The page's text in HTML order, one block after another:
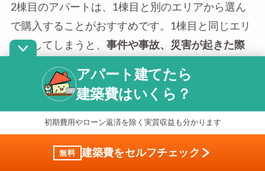
2棟目のアパートは、1棟目と別のエリアから選ん
で購入することがおすすめです。1棟目と同じエリ
アにしてしまうと、 事件や事故、災害が起きた際
修繕費用が多くかかったりする可能性
リアの評判が悪くなると入居者が入りづらくな
アパート建てたら
建築費はいくら？
初期費用やローン返済を除く実質収益も分かります
無料 建築費をセルフチェック